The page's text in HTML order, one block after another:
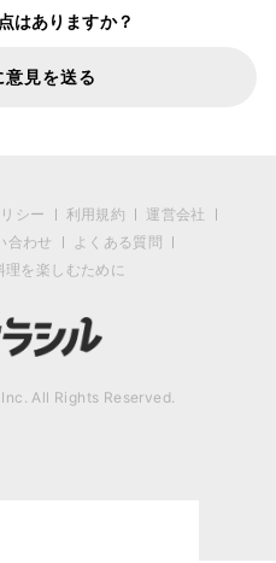
はありますか？
意見を送る
シー 利用規約
運営会社
合わせ
よくある質問
理を楽しむために
All Rights Reserved.